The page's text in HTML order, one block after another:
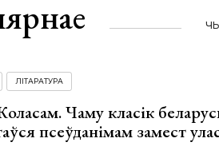
ЛІТАРАТУРА
Чаму класік
псеўданімам замест